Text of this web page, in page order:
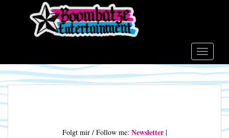
o
m
a
c
Folgt mir / Follow me: Newsletter|